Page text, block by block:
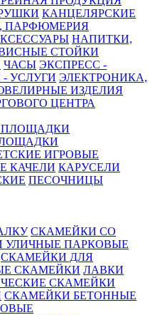
КАНЦЕЛЯРСКИЕ
ПАРФЮМЕРИЯ
НАПИТКИ,
СТОЙКИ
ЧАСЫ ЭКСПРЕСС -
УСЛУГИ ЭЛЕКТРОНИКА,
ИЗДЕЛИЯ
ЦЕНТРА
ИГРОВЫЕ
КАЧЕЛИ КАРУСЕЛИ
ПЕСОЧНИЦЫ
СКАМЕЙКИ СО
УЛИЧНЫЕ ПАРКОВЫЕ
СКАМЕЙКИ ДЛЯ
СКАМЕЙКИ ЛАВКИ
СКАМЕЙКИ
СКАМЕЙКИ БЕТОННЫЕ